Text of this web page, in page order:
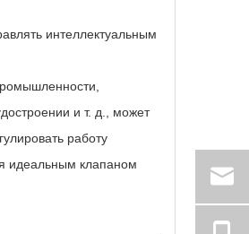
интеллектуальным
и т. д., может
работу
идеальным клапаном